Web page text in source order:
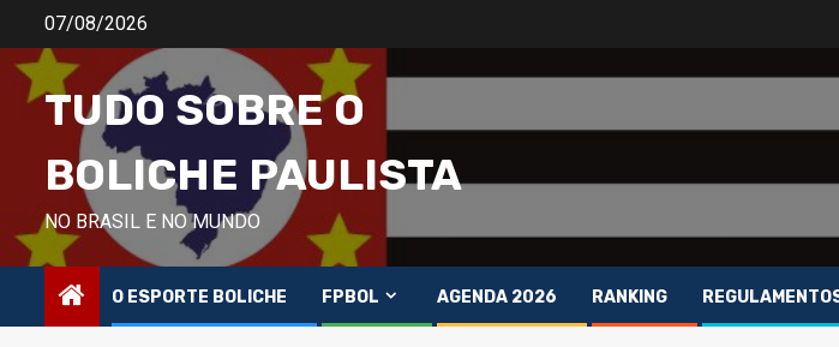
content
07/08/2026
TUDO SOBRE O
BOLICHE PAULISTA
NO BRASIL E NO MUNDO
O ESPORTE BOLICHE FPBOL AGENDA 2026 RANKING